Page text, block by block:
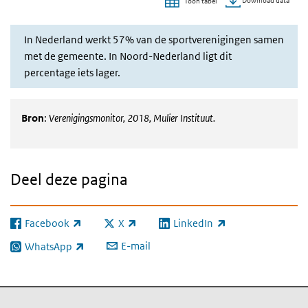
In Nederland werkt 57% van de sportverenigingen samen
met de gemeente. In Noord-Nederland ligt dit
percentage iets lager.
Bron: Verenigingsmonitor, 2018, Mulier Instituut.
Deel deze pagina
Facebook
(externe link) X
(externe link) LinkedIn
(externe link)
WhatsApp
(externe link) E-mail